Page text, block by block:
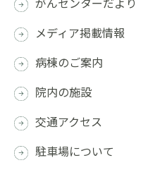
メディア掲載情報
病棟のご案内
院内の施設
交通アクセス
駐車場について